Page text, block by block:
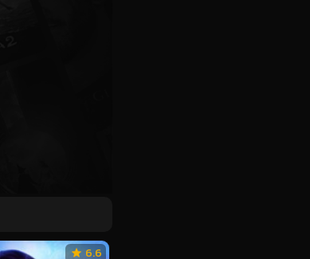
6.6